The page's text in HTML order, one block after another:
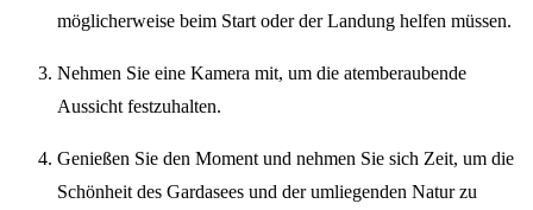
möglicherweise beim Start oder der Landung helfen müssen.
Nehmen Sie eine Kamera mit, um die atemberaubende
Aussicht festzuhalten.
Genießen Sie den Moment und nehmen Sie sich Zeit, um die
Schönheit des Gardasees und der umliegenden Natur zu